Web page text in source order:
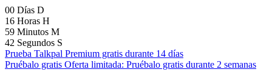
00 Días D
16 Horas H
59 Minutos M
41 Segundos S
Prueba Talkpal Premium gratis durante 14 días
Pruébalo gratis Oferta limitada: Pruébalo gratis durante 2 semanas